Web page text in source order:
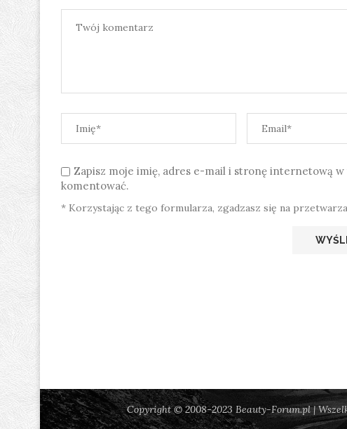
Zapisz moje imię, adres e-mail i stronę internetową
komentować.
* Korzystając z tego formularza, zgadzasz się na
Copyright © 2008-2023 Beauty-Forum.pl |